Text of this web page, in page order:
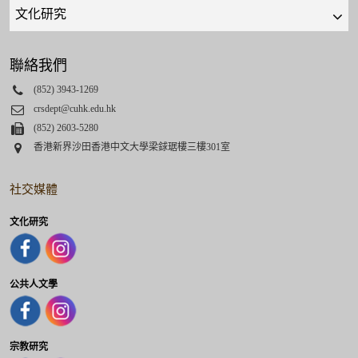
Quick
links
select
聯絡我們
Phone
(852) 3943-1269
Email
crsdept@cuhk.edu.hk
Fax(852) 2603-5280
Address
香港新界沙田香港中文大學梁銶琚樓三樓301室
社交媒體
文化研究
公共人文學
宗教研究